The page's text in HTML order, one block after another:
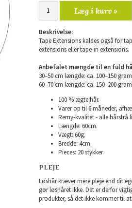
Læg i kurv »
Beskrivelse:
Tape Extensions kaldes også for
extensions eller tape-in extensions.
Anbefalet mængde til en fuld
30–50 cm længde: ca. 100–150 gram
60–70 cm længde: ca. 150–200 gram
100 % ægte hår.
Varer op til 6 måneder,
Remy-kvalitet - alle hårstrå
Længde: 60cm.
Vægt: 60g.
Bredde: 4cm.
Pieces: 20 stykker.
PLEJE
Løshår kræver mere pleje end dit
gør løshåret ikke. Det er derfor
produkter, så det ikke kommer til